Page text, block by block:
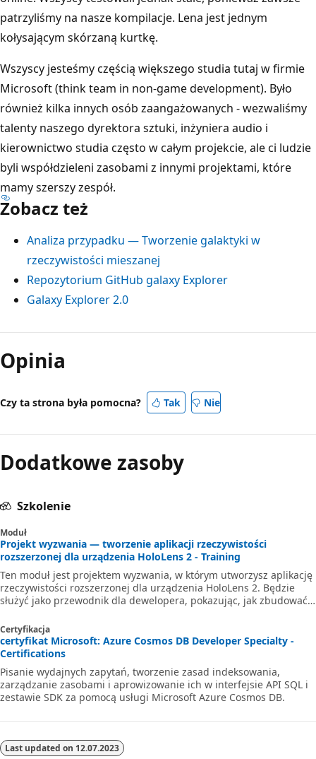
patrzyliśmy na nasze kompilacje. Lena jest jednym
kołysającym skórzaną kurtkę.
Wszyscy jesteśmy częścią większego studia tutaj w firmie
Microsoft (think team in non-game development). Było
również kilka innych osób zaangażowanych - wezwaliśmy
talenty naszego dyrektora sztuki, inżyniera audio i
kierownictwo studia często w całym projekcie, ale ci ludzie
byli współdzieleni zasobami z innymi projektami, które
mamy szerszy zespół.
Zobacz też
Analiza przypadku — Tworzenie galaktyki w
rzeczywistości mieszanej
Repozytorium GitHub galaxy Explorer
Galaxy Explorer 2.0
Opinia
Czy ta strona była pomocna? Tak Nie
Dodatkowe zasoby
Szkolenie
Moduł
Projekt wyzwania — tworzenie aplikacji rzeczywistości
rozszerzonej dla urządzenia HoloLens 2 - Training
Ten moduł jest projektem wyzwania, w którym utworzysz aplikację
rzeczywistości rozszerzonej dla urządzenia HoloLens 2. Będzie
służyć jako przewodnik dla dewelopera, pokazując, jak zbudować
Certyfikacja
certyfikat Microsoft: Azure Cosmos DB Developer Specialty -
Certifications
Pisanie wydajnych zapytań, tworzenie zasad indeksowania,
zarządzanie zasobami i aprowizowanie ich w interfejsie API SQL i
zestawie SDK za pomocą usługi Microsoft Azure Cosmos DB.
Last updated on 12.07.2023